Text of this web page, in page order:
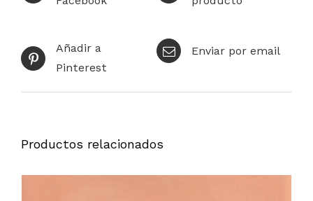
Añadir a
Pinterest
Enviar por email
Productos relacionados